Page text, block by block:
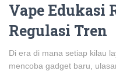
Vape Edukasi
Regulasi Tren
Di era di mana setiap kilau
mencoba gadget baru,